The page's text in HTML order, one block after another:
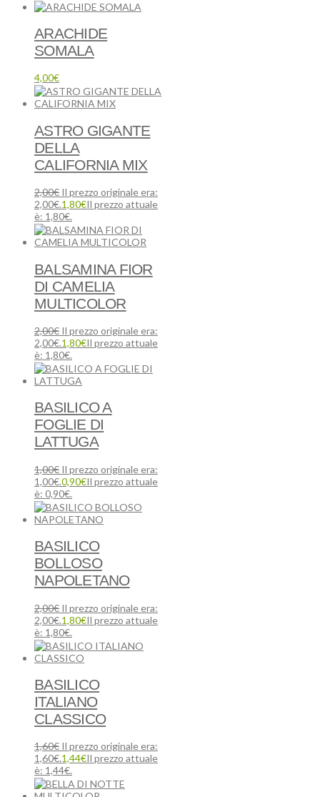
ARACHIDE
SOMALA
4,00€
ASTRO GIGANTE
DELLA
CALIFORNIA MIX
2,00€ Il prezzo originale era:
2,00€.1,80€Il prezzo attuale
è: 1,80€.
BALSAMINA FIOR
DI CAMELIA
MULTICOLOR
2,00€ Il prezzo originale era:
2,00€.1,80€Il prezzo attuale
è: 1,80€.
BASILICO A
FOGLIE DI
LATTUGA
1,00€ Il prezzo originale era:
1,00€.0,90€Il prezzo attuale
è: 0,90€.
BASILICO
BOLLOSO
NAPOLETANO
2,00€ Il prezzo originale era:
2,00€.1,80€Il prezzo attuale
è: 1,80€.
BASILICO
ITALIANO
CLASSICO
1,60€ Il prezzo originale era:
1,60€.1,44€Il prezzo attuale
è: 1,44€.